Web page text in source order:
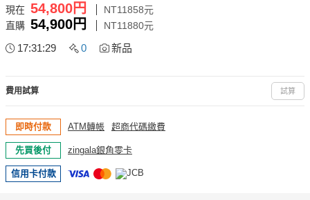
現在 54,800円
NT11858元
直購 54,900円 NT11880元
17:31:28 0 新品
費用試算 試算
即時付款 ATM轉帳 超商代碼繳費
先買後付 zingala銀角零卡
信用卡付款